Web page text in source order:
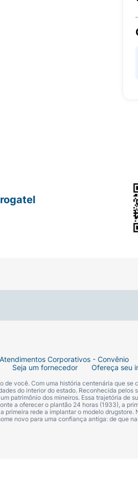
Atendimentos Corporativos - Convênio
Seja um fornecedor Ofereça seu
de você. Com uma história centenária que
do interior do estado. Reconhecida pelos
patrimônio dos mineiros. Essa trajetória de
a oferecer o plantão 24 horas (1933), a
rede a implantar o modelo
novo para uma confiança antiga: de que